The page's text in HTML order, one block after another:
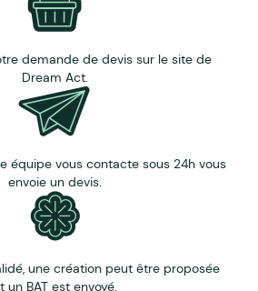
demande de devis sur le site de
Dream Act.
équipe vous contacte sous 24h vous
envoie un devis.
une création peut être proposée
un BAT est envoyé.